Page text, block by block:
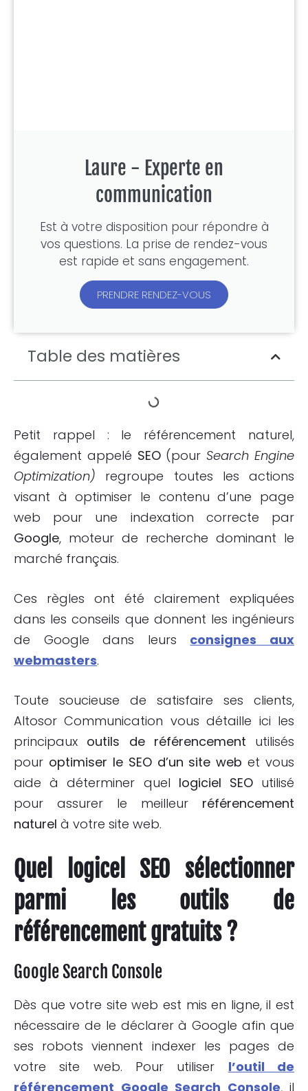
Laure - Experte en
communication
Est à votre disposition pour répondre à
vos questions. La prise de rendez-vous
est rapide et sans engagement.
PRENDRE RENDEZ-VOUS
Table des matières
Petit rappel : le référencement naturel,
également appelé SEO(pourSearch Engine
Optimization) regroupe toutes les actions
visant à optimiser le contenu d’une page
web pour une indexation correcte par
Google, moteur de recherche dominant le
marché français.
Ces règles ont été clairement expliquées
dans les conseils que donnent les ingénieurs
de Google dans leurs consignes aux
webmasters.
Toute soucieuse de satisfaire ses clients,
Altosor Communication vous détaille ici les
principaux outils de référencement utilisés
pour optimiser le SEO d’un site web et vous
aide à déterminer quel logiciel SEOutilisé
pour assurer le meilleur référencement
naturel à votre site web.
Quel logicel SEO sélectionner
parmi les outils de
référencement gratuits ?
GoogleSearch Console
Dès que votre site web est mis en ligne, il est
nécessaire de le déclarer à Google afin que
ses robots viennent indexer les pages de
votre site web. Pour utiliser l’outil de
référencement Google Search Console, il